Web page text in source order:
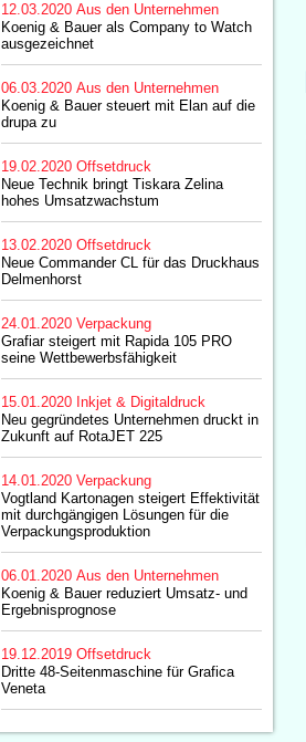
12.03.2020 Aus den Unternehmen
Koenig & Bauer als Company to Watch
ausgezeichnet
06.03.2020 Aus den Unternehmen
Koenig & Bauer steuert mit Elan auf die
drupa zu
19.02.2020 Offsetdruck
Neue Technik bringt Tiskara Zelina
hohes Umsatzwachstum
13.02.2020 Offsetdruck
Neue Commander CL für das Druckhaus
Delmenhorst
24.01.2020 Verpackung
Grafiar steigert mit Rapida 105 PRO
seine Wettbewerbsfähigkeit
15.01.2020 Inkjet & Digitaldruck
Neu gegründetes Unternehmen druckt in
Zukunft auf RotaJET 225
14.01.2020 Verpackung
Vogtland Kartonagen steigert Effektivität
mit durchgängigen Lösungen für die
Verpackungsproduktion
06.01.2020 Aus den Unternehmen
Koenig & Bauer reduziert Umsatz- und
Ergebnisprognose
19.12.2019 Offsetdruck
Dritte 48-Seitenmaschine für Grafica
Veneta